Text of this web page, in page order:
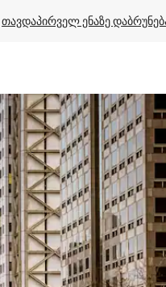
თავდაპირველ ენაზე